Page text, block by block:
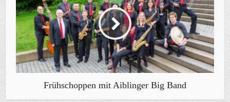
Frühschoppen mit Aiblinger Big Band